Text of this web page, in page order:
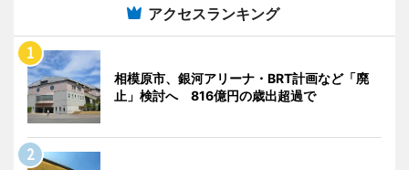
アクセスランキング
相模原市、銀河アリーナ・BRT計画など「廃
止」検討へ 816億円の歳出超過で